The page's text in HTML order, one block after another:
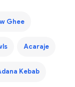
Ghee
Acaraje
Kebab